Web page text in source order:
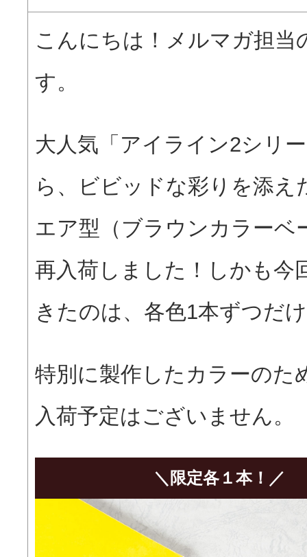
こんにちは！メルマガ担当
す。
大人気「アイライン2シリ
ら、ビビッドな彩りを添え
エア型（ブラウンカラーベ
再入荷しました！しかも今
きたのは、各色1本ずつだ
特別に製作したカラーのた
入荷予定はございません。
＼限定各１本！／